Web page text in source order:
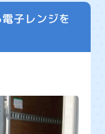
子レンジを